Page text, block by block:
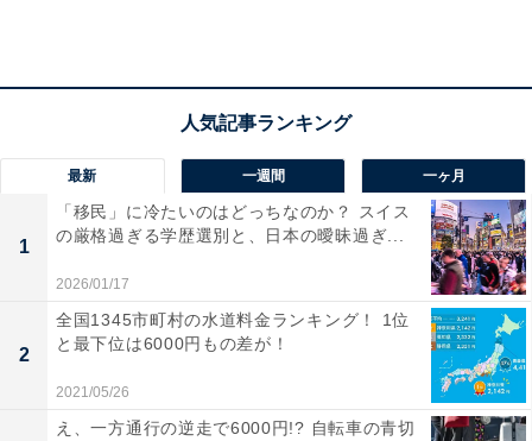
「西村山郡河北町」は、江戸時代に紅花の生産で大きく
発展した地域。県最大の最上川と寒河江川（さがえが
わ）に囲まれています。車を利用すれば、町の中心部か
ら山形空港までは約10分、新幹線停車駅であるさくらん
ぼ東根駅までは約20分でアクセスできます。
最新 一週間 一ヶ月
1
「移民」に冷たいのはどっちなのか？ スイス
の厳格過ぎる学歴選別と、日本の曖昧過ぎ...
2026/01/17
2
全国1345市町村の水道料金ランキング！ 1位
と最下位は6000円もの差が！
2021/05/26
え、一方通行の逆走で6000円!? 自転車の青切